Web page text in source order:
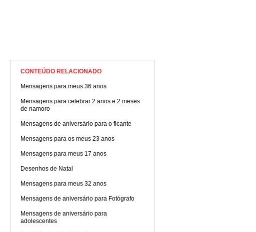
CONTEÚDO RELACIONADO
Mensagens para meus 36 anos
Mensagens para celebrar 2 anos e 2 meses
de namoro
Mensagens de aniversário para o ficante
Mensagens para os meus 23 anos
Mensagens para meus 17 anos
Desenhos de Natal
Mensagens para meus 32 anos
Mensagens de aniversário para Fotógrafo
Mensagens de aniversário para
adolescentes